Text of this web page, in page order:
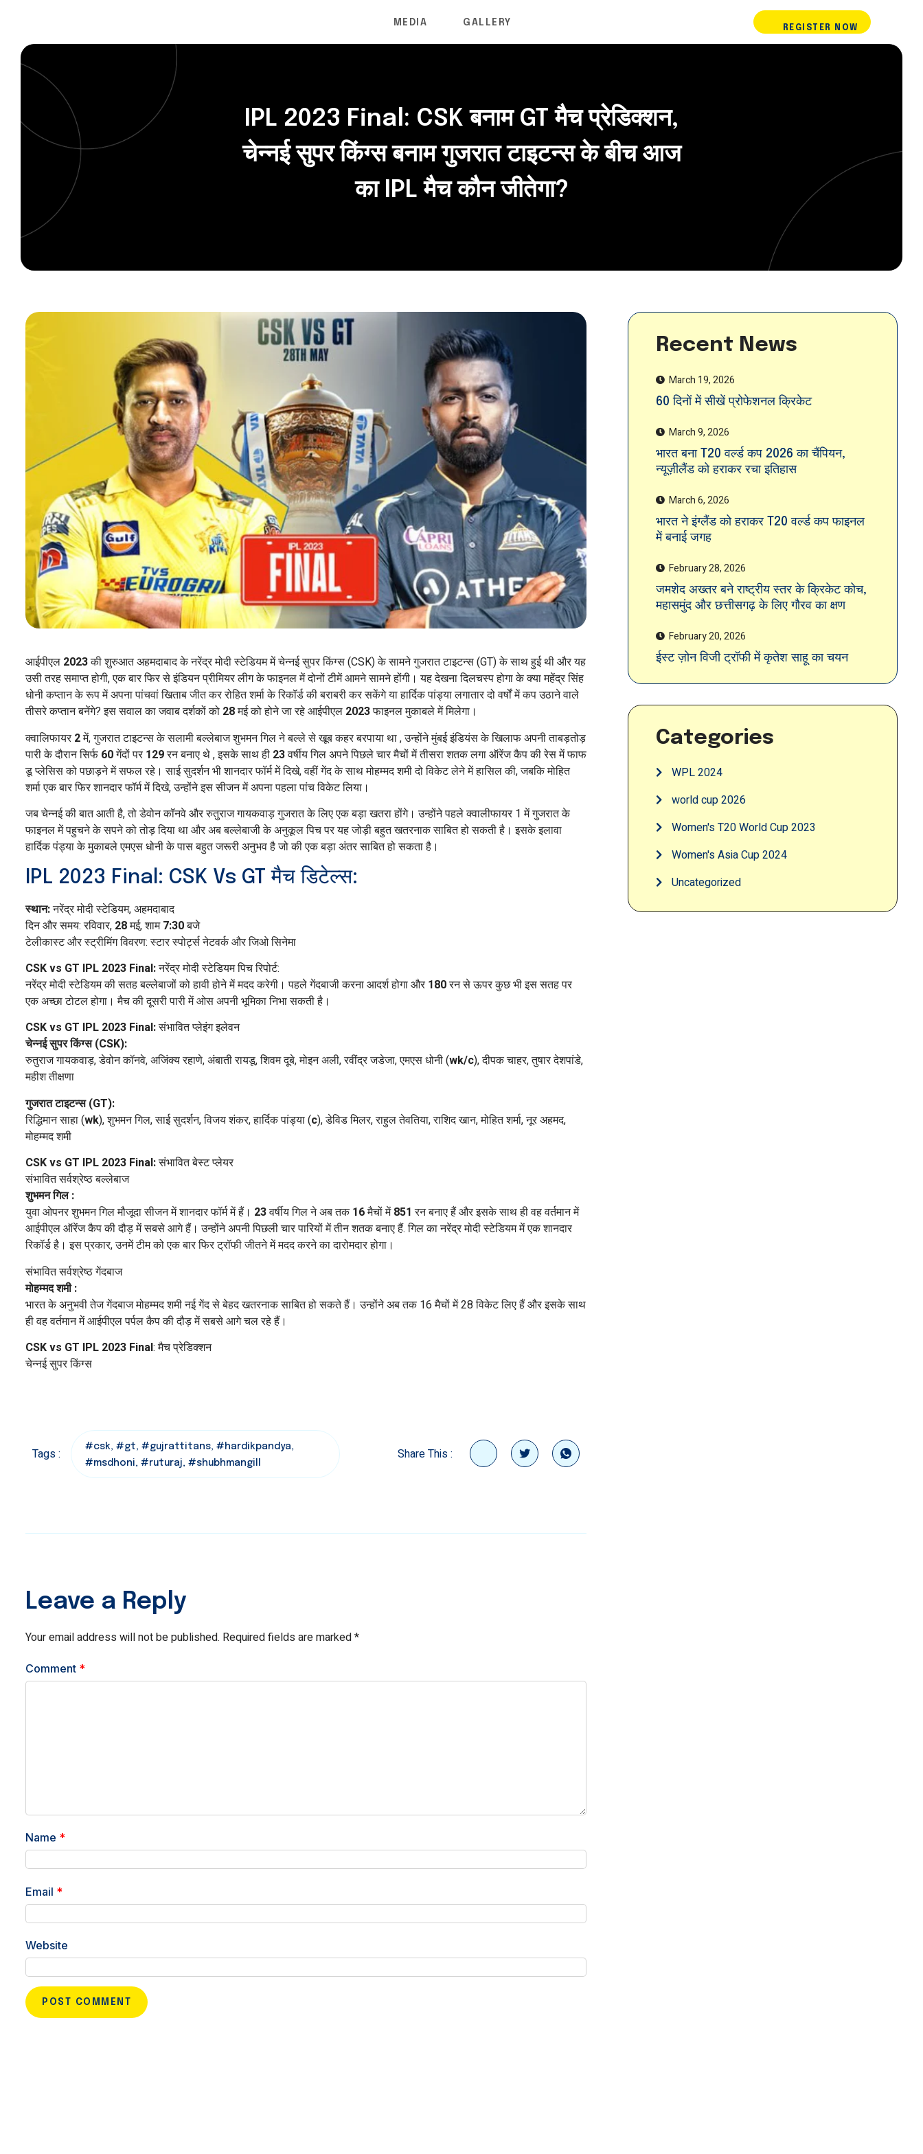
MEDIA GALLERY
REGISTER NOW
IPL 2023 Final: CSK बनाम GT मैच प्रेडिक्शन,
चेन्नई सुपर किंग्स बनाम गुजरात टाइटन्स के बीच आज
का IPL मैच कौन जीतेगा?
आईपीएल 2023की शुरुआत अहमदाबाद के नरेंद्र मोदी स्टेडियम में चेन्नई सुपर किंग्स (CSK) के सामने गुजरात टाइटन्स (GT) के साथ हुई थी और यह
उसी तरह समाप्त होगी, एक बार फिर से इंडियन प्रीमियर लीग के फाइनल में दोनों टीमें आमने सामने होंगी। यह देखना दिलचस्प होगा के क्या महेंद्र सिंह
धोनी कप्तान के रूप में अपना पांचवां खिताब जीत कर रोहित शर्मा के रिकॉर्ड की बराबरी कर सकेंगे या हार्दिक पांड्या लगातार दो वर्षों में कप उठाने वाले
तीसरे कप्तान बनेंगे? इस सवाल का जवाब दर्शकों को 28मई को होने जा रहे आईपीएल 2023फाइनल मुकाबले में मिलेगा।
क्वालिफायर 2में, गुजरात टाइटन्स के सलामी बल्लेबाज शुभमन गिल ने बल्ले से खूब कहर बरपाया था , उन्होंने मुंबई इंडियंस के खिलाफ अपनी ताबड़तोड़
पारी के दौरान सिर्फ 60गेंदों पर 129रन बनाए थे , इसके साथ ही 23वर्षीय गिल अपने पिछले चार मैचों में तीसरा शतक लगा ऑरेंज कैप की रेस में फाफ
डू प्लेसिस को पछाड़ने में सफल रहे। साई सुदर्शन भी शानदार फॉर्म में दिखे, वहीं गेंद के साथ मोहम्मद शमी दो विकेट लेने में हासिल की, जबकि मोहित
शर्मा एक बार फिर शानदार फॉर्म में दिखे, उन्होंने इस सीजन में अपना पहला पांच विकेट लिया।
जब चेन्नई की बात आती है, तो डेवोन कॉनवे और रुतुराज गायकवाड़ गुजरात के लिए एक बड़ा खतरा होंगे। उन्होंने पहले क्वालीफायर 1 में गुजरात के
फाइनल में पहुचने के सपने को तोड़ दिया था और अब बल्लेबाजी के अनुकूल पिच पर यह जोड़ी बहुत खतरनाक साबित हो सकती है। इसके इलावा
हार्दिक पंड्या के मुकाबले एमएस धोनी के पास बहुत जरूरी अनुभव है जो की एक बड़ा अंतर साबित हो सकता है।
IPL 2023 Final: CSK Vs GT मैच डिटेल्स:
स्थान:नरेंद्र मोदी स्टेडियम, अहमदाबाद
दिन और समय: रविवार, 28मई, शाम7:30बजे
टेलीकास्ट और स्ट्रीमिंग विवरण: स्टार स्पोर्ट्स नेटवर्क और जिओ सिनेमा
CSK vs GT IPL 2023 Final:नरेंद्र मोदी स्टेडियम पिच रिपोर्ट:
नरेंद्र मोदी स्टेडियम की सतह बल्लेबाजों को हावी होने में मदद करेगी। पहले गेंदबाजी करना आदर्श होगा और 180रन से ऊपर कुछ भी इस सतह पर
एक अच्छा टोटल होगा। मैच की दूसरी पारी में ओस अपनी भूमिका निभा सकती है।
CSK vs GT IPL 2023 Final:संभावित प्लेइंग इलेवन
चेन्नई सुपर किंग्स (CSK):
रुतुराज गायकवाड़, डेवोन कॉनवे, अजिंक्य रहाणे, अंबाती रायडू, शिवम दूबे, मोइन अली, रवींद्र जडेजा, एमएस धोनी (wk/c), दीपक चाहर, तुषार देशपांडे,
महीश तीक्षणा
गुजरात टाइटन्स (GT):
रिद्धिमान साहा (wk), शुभमन गिल, साई सुदर्शन, विजय शंकर, हार्दिक पांड्या (c), डेविड मिलर, राहुल तेवतिया, राशिद खान, मोहित शर्मा, नूर अहमद,
मोहम्मद शमी
CSK vs GT IPL 2023 Final:संभावित बेस्ट प्लेयर
संभावित सर्वश्रेष्ठ बल्लेबाज
शुभमन गिल :
युवा ओपनर शुभमन गिल मौजूदा सीजन में शानदार फॉर्म में हैं। 23वर्षीय गिल ने अब तक16मैचों में851 रन बनाए हैं और इसके साथ ही वह वर्तमान में
आईपीएल ऑरेंज कैप की दौड़ में सबसे आगे हैं। उन्होंने अपनी पिछली चार पारियों में तीन शतक बनाए हैं. गिल का नरेंद्र मोदी स्टेडियम में एक शानदार
रिकॉर्ड है। इस प्रकार, उनमें टीम को एक बार फिर ट्रॉफी जीतने में मदद करने का दारोमदार होगा।
संभावित सर्वश्रेष्ठ गेंदबाज
मोहम्मद शमी :
भारत के अनुभवी तेज गेंदबाज मोहम्मद शमी नई गेंद से बेहद खतरनाक साबित हो सकते हैं। उन्होंने अब तक 16 मैचों में 28 विकेट लिए हैं और इसके साथ
ही वह वर्तमान में आईपीएल पर्पल कैप की दौड़ में सबसे आगे चल रहे हैं।
CSK vs GT IPL 2023 Final: मैच प्रेडिक्शन
चेन्नई सुपर किंग्स
Tags : #csk, #gt, #gujrattitans, #hardikpandya,
#msdhoni, #ruturaj, #shubhmangill
Share This :
Leave a Reply
Your email address will not be published. Required fields are marked*
Comment *
Name *
Email *
Website
Recent News
March 19, 2026
60 दिनों में सीखें प्रोफेशनल क्रिकेट
March 9, 2026
भारत बना T20 वर्ल्ड कप 2026 का चैंपियन,
न्यूज़ीलैंड को हराकर रचा इतिहास
March 6, 2026
भारत ने इंग्लैंड को हराकर T20 वर्ल्ड कप फाइनल
में बनाई जगह
February 28, 2026
जमशेद अख्तर बने राष्ट्रीय स्तर के क्रिकेट कोच,
महासमुंद और छत्तीसगढ़ के लिए गौरव का क्षण
February 20, 2026
ईस्ट ज़ोन विजी ट्रॉफी में कृतेश साहू का चयन
Categories
WPL 2024
world cup 2026
Women's T20 World Cup 2023
Women's Asia Cup 2024
Uncategorized